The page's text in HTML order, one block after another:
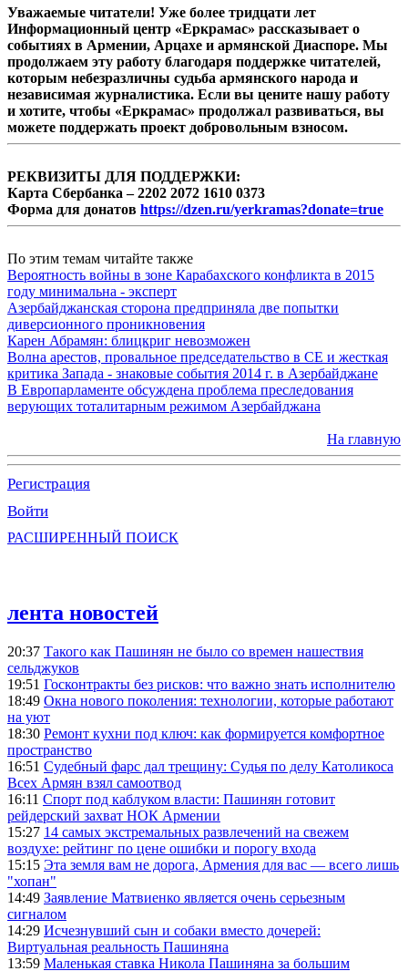
Уважаемые читатели! Уже более тридцати лет
Информационный центр «Еркрамас» рассказывает о
событиях в Армении, Арцахе и армянской Диаспоре. Мы
продолжаем эту работу благодаря поддержке читателей,
которым небезразличны судьба армянского народа и
независимая журналистика. Если вы цените нашу работу
и хотите, чтобы «Еркрамас» продолжал развиваться, вы
можете поддержать проект добровольным взносом.
РЕКВИЗИТЫ ДЛЯ ПОДДЕРЖКИ:
Карта Сбербанка – 2202 2072 1610 0373
Форма для донатов https://dzen.ru/yerkramas?donate=true
По этим темам читайте также
Вероятность войны в зоне Карабахского конфликта в 2015
году минимальна - эксперт
Азербайджанская сторона предприняла две попытки
диверсионного проникновения
Карен Абрамян: блицкриг невозможен
Волна арестов, провальное председательство в СЕ и жесткая
критика Запада - знаковые события 2014 г. в Азербайджане
В Европарламенте обсуждена проблема преследования
верующих тоталитарным режимом Азербайджана
На главную
Регистрация
Войти
РАСШИРЕННЫЙ ПОИСК
лента новостей
20:37 Такого как Пашинян не было со времен нашествия
сельджуков
19:51 Госконтракты без рисков: что важно знать исполнителю
18:49 Окна нового поколения: технологии, которые работают
на уют
18:30 Ремонт кухни под ключ: как формируется комфортное
пространство
16:51 Судебный фарс дал трещину: Судья по делу Католикоса
Всех Армян взял самоотвод
16:11 Спорт под каблуком власти: Пашинян готовит
рейдерский захват НОК Армении
15:27 14 самых экстремальных развлечений на свежем
воздухе: рейтинг по цене ошибки и порогу входа
15:15 Эта земля вам не дорога, Армения для вас — всего лишь
"хопан"
14:49 Заявление Матвиенко является очень серьезным
сигналом
14:29 Исчезнувший сын и собаки вместо дочерей:
Виртуальная реальность Пашиняна
13:59 Маленькая ставка Никола Пашиняна за большим